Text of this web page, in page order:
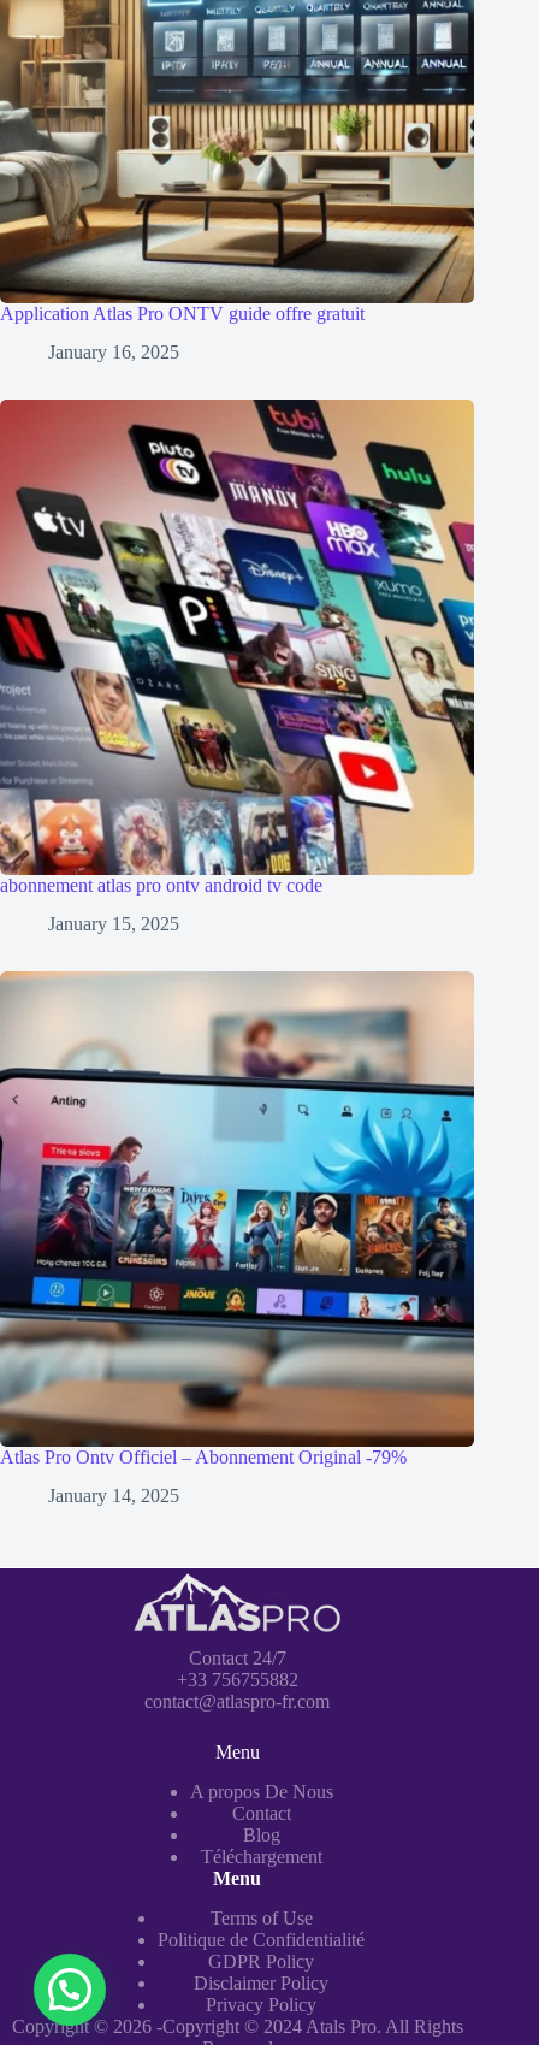
Application Atlas Pro ONTV guide offre gratuit
January 16, 2025
abonnement atlas pro ontv android tv code
January 15, 2025
Atlas Pro Ontv Officiel – Abonnement Original -79%
January 14, 2025
Contact 24/7
+33 756755882
contact@atlaspro-fr.com
Menu
A propos De Nous
Contact
Blog
Téléchargement
Menu
Terms of Use
Politique de Confidentialité
GDPR Policy
Disclaimer Policy
Privacy Policy
Copyright © 2026 -Copyright © 2024 Atals Pro. All Rights